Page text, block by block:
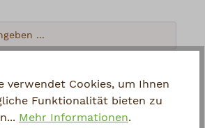
verwendet Cookies, um Ihnen
Funktionalität bieten zu
Mehr Informationen.